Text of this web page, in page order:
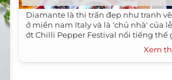
Diamante là thị trấn đẹp như tranh
ở miền nam Italy và là 'chủ nhà' của
ớt Chilli Pepper Festival nổi tiếng thế
Xem